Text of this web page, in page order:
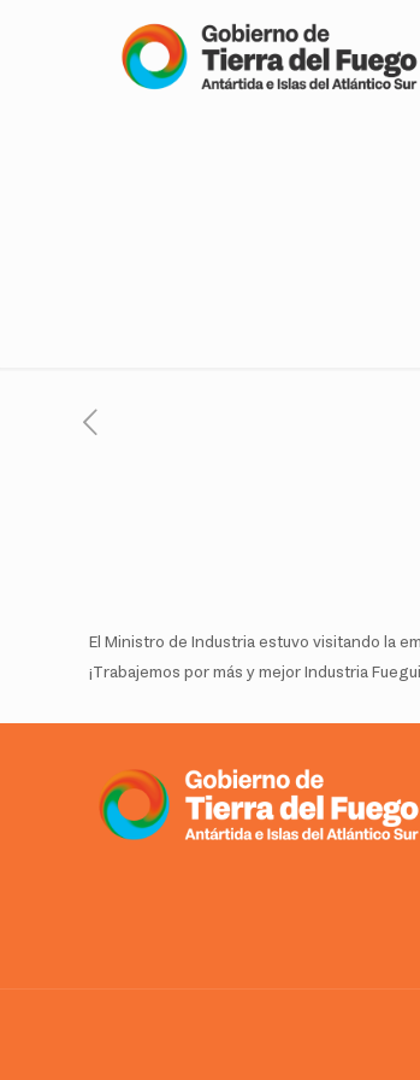
El Ministro de Industria estuvo visitando la
¡Trabajemos por más y mejor Industria